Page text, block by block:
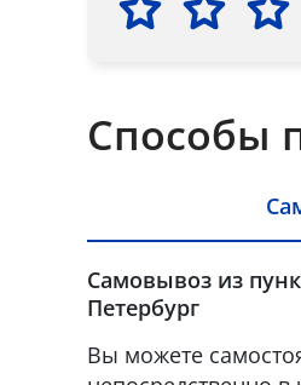
Способы
Самовывоз из
Петербург
Вы можете